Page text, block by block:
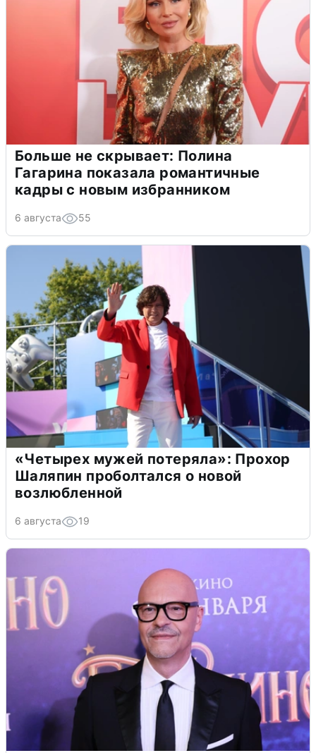
Больше не скрывает: Полина
Гагарина показала романтичные
кадры с новым избранником
6 августа 55
«Четырех мужей потеряла»: Прохор
Шаляпин проболтался о новой
возлюбленной
6 августа 19